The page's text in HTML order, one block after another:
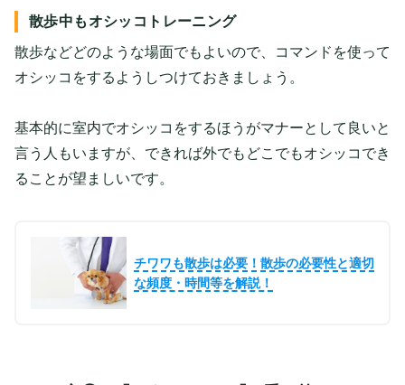
散歩中もオシッコトレーニング
散歩などどのような場面でもよいので、コマンドを使って
オシッコをするようしつけておきましょう。
基本的に室内でオシッコをするほうがマナーとして良いと
言う人もいますが、できれば外でもどこでもオシッコでき
ることが望ましいです。
チワワも散歩は必要！散歩の必要性と適切
な頻度・時間等を解説！